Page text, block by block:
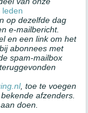
leden
op dezelfde dag
e-mailbericht.
en een link om het
abonnees met
spam-mailbox
, toe te voegen
afzenders.
doen.